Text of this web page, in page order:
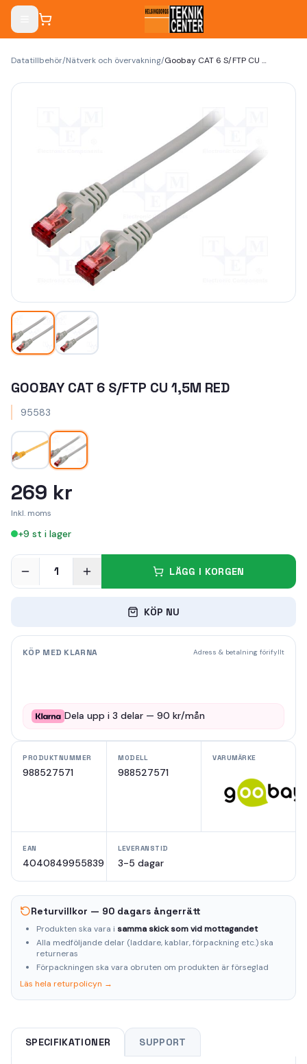
Datatillbehör/Nätverk och övervakning/ Goobay CAT 6 S/FTP CU 1,5m Red
GOOBAY CAT 6 S/FTP CU 1,5M RED
95583
269 kr
Inkl. moms
+9 st i lager
1 LÄGG I KORGEN
KÖP NU
KÖP MED KLARNA Adress & betalning förifyllt
Dela upp i 3 delar — 90 kr/mån
PRODUKTNUMMER
988527571
MODELL
988527571
VARUMÄRKE
EAN
4040849955839
LEVERANSTID
3-5 dagar
Returvillkor — 90 dagars ångerrätt
Produkten ska vara i samma skick som vid mottagandet
Alla medföljande delar (laddare, kablar, förpackning etc.) ska
returneras
Förpackningen ska vara obruten om produkten är förseglad
Läs hela returpolicyn →
SPECIFIKATIONER SUPPORT